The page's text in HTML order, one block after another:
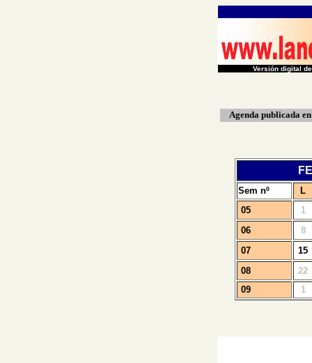
Versión digital
Agenda publicada
Sem nº
L
05
1
06
8
07
15
08
22
09 1